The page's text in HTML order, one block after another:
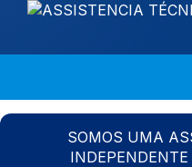
SOMOS UMA